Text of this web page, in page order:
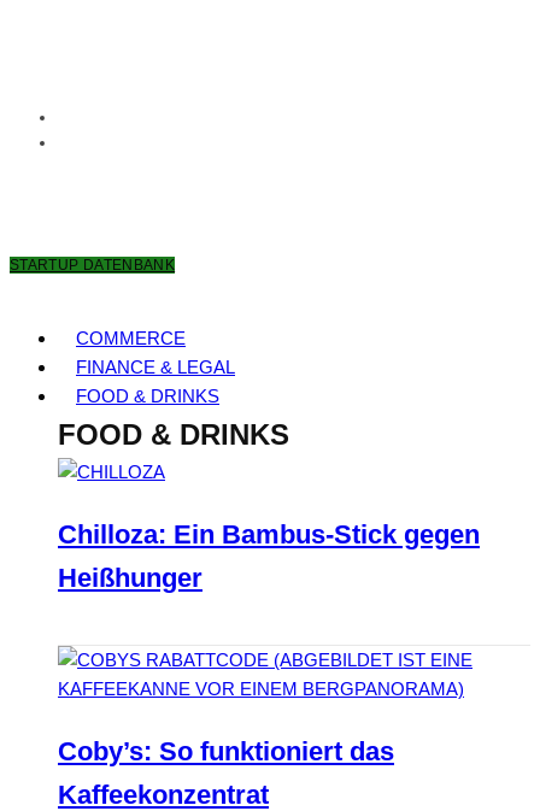
STARTUP DATENBANK
COMMERCE
FINANCE & LEGAL
FOOD & DRINKS
FOOD & DRINKS
Chilloza: Ein Bambus-Stick gegen
Heißhunger
Coby’s: So funktioniert das
Kaffeekonzentrat